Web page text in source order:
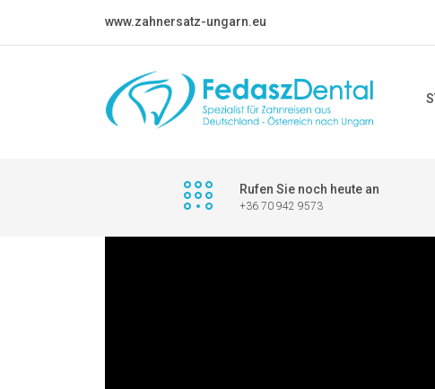
www.zahnersatz-ungarn.eu
Rufen Sie noch heute an
+36 70 942 9573